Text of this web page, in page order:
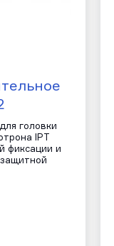
головки
IPT
фиксации и